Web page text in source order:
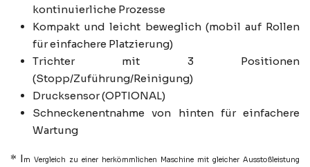
kontinuierliche Prozesse
Kompakt und leicht beweglich (mobil auf Rollen
für einfachere Platzierung)
Trichter mit 3 Positionen
(Stopp/Zuführung/Reinigung)
Drucksensor (OPTIONAL)
Schneckenentnahme von hinten für einfachere
Wartung
* Im Vergleich zu einer herkömmlichen Maschine mit gleicher Ausstoßleistung